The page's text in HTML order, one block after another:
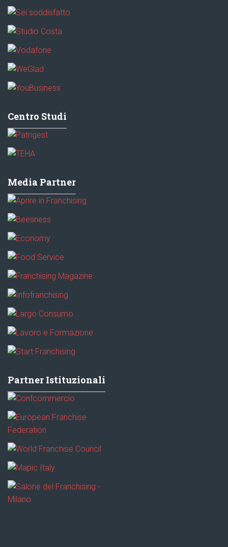
Centro Studi
Media Partner
Partner Istituzionali